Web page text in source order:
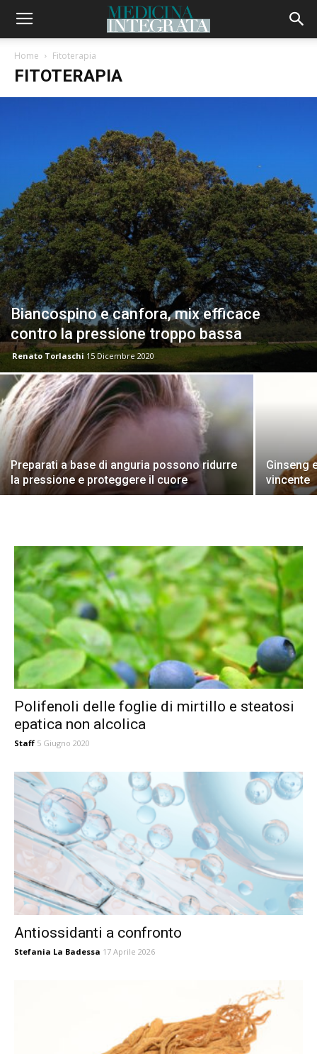
Home Fitoterapia
FITOTERAPIA
Biancospino e canfora, mix efficace
contro la pressione troppo bassa
Renato Torlaschi 15 Dicembre 2020
Preparati a base di anguria possono ridurre
la pressione e proteggere il cuore
Ginseng
vincente
Polifenoli delle foglie di mirtillo e steatosi
epatica non alcolica
Staff 5 Giugno 2020
Antiossidanti a confronto
Stefania La Badessa 17 Aprile 2026